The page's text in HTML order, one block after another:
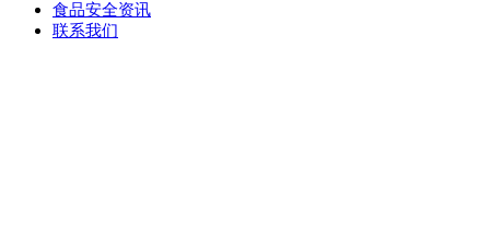
食品安全资讯
联系我们